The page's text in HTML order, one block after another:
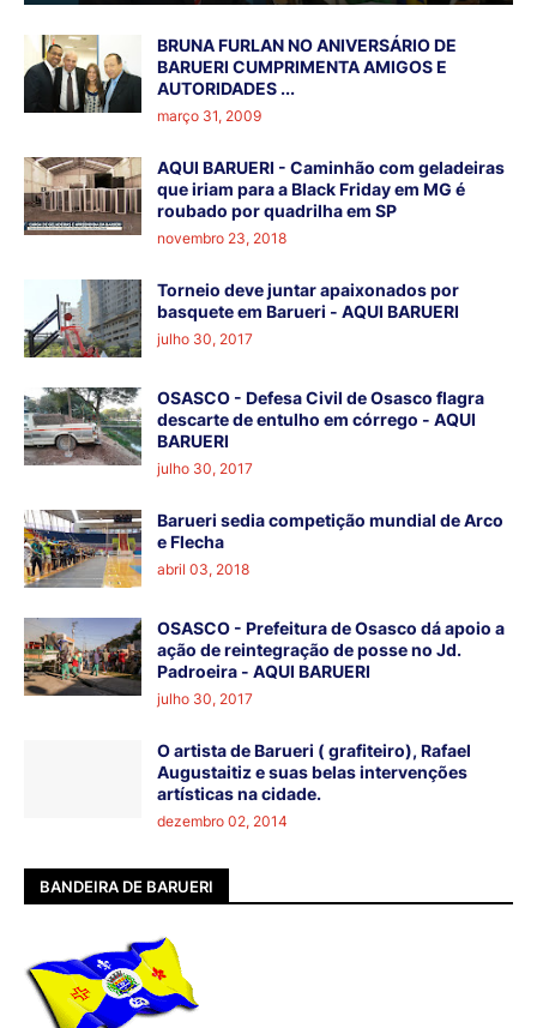
BRUNA FURLAN NO ANIVERSÁRIO DE
BARUERI CUMPRIMENTA AMIGOS E
AUTORIDADES ...
março 31, 2009
AQUI BARUERI - Caminhão com geladeiras
que iriam para a Black Friday em MG é
roubado por quadrilha em SP
novembro 23, 2018
Torneio deve juntar apaixonados por
basquete em Barueri - AQUI BARUERI
julho 30, 2017
OSASCO - Defesa Civil de Osasco flagra
descarte de entulho em córrego - AQUI
BARUERI
julho 30, 2017
Barueri sedia competição mundial de Arco
e Flecha
abril 03, 2018
OSASCO - Prefeitura de Osasco dá apoio a
ação de reintegração de posse no Jd.
Padroeira - AQUI BARUERI
julho 30, 2017
O artista de Barueri ( grafiteiro), Rafael
Augustaitiz e suas belas intervenções
artísticas na cidade.
dezembro 02, 2014
BANDEIRA DE BARUERI